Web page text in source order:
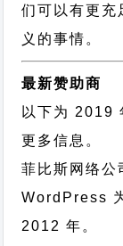
们可以有更充
义的事情。
最新赞助商
以下为 2019
更多信息。
菲比斯网络公
WordPress
2012 年。